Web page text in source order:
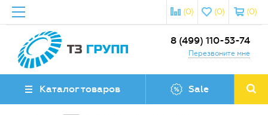
(0)
(0)
(0)
8 (499) 110-53-74
Перезвоните мне
Каталог товаров Sale